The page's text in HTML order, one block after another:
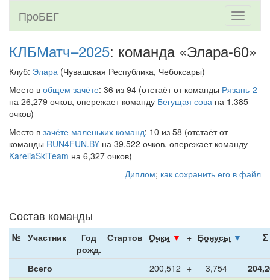
Toggle
ПроБЕГ
КЛБМатч–2025: команда «Элара-60»
Клуб: Элара (Чувашская Республика, Чебоксары)
Место в общем зачёте: 36 из 94 (отстаёт от команды Рязань-2
на 26,279 очков, опережает команду Бегущая сова на 1,385
очков)
Место в зачёте маленьких команд: 10 из 58 (отстаёт от
команды RUN4FUN.BY на 39,522 очков, опережает команду
KareliaSkiTeam на 6,327 очков)
Диплом; как сохранить его в файл
Состав команды
№ Участник
Год
рожд.
Стартов Очки ▼ + Бонусы ▼ Σ
Всего 200,512 + 3,754 =